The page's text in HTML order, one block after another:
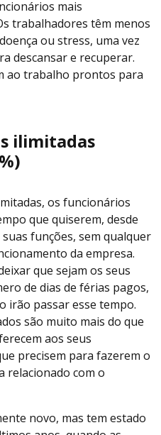
mais
trabalhadores têm menos
ou stress, uma vez
descansar e recuperar.
ao trabalho prontos para
ilimitadas
os funcionários
que quiserem, desde
funções, sem qualquer
da empresa.
que sejam os seus
de dias de férias pagos,
irão passar esse tempo.
são muito mais do que
aos seus
precisem para fazerem o
relacionado com o
novo, mas tem estado